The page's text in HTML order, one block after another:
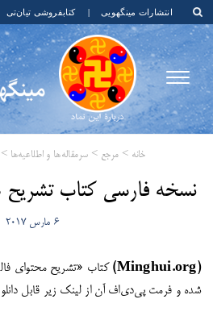
انتشارات مینگهویی | کتابفروشی تیان‌تی
خانه > مرجع > سرمقاله‌ها و اطلاعیه‌ها >
​نسخه فارسی کتاب تشریح
6 مارس 2017
(Minghui.org)
کتاب «تشریح محتوای
شده و فرمت پی‌دی‌اف آن از لینک زیر قابل